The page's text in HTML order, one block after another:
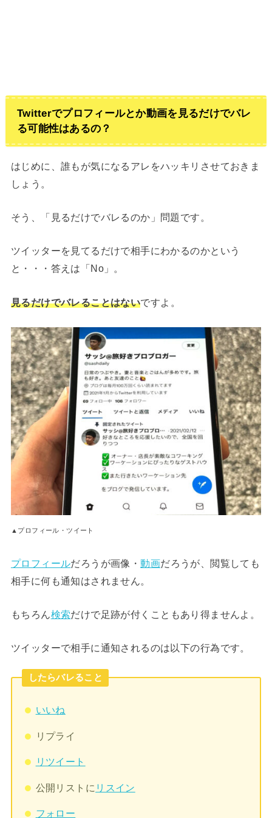
Twitterでプロフィールとか動画を見るだけでバレ
る可能性はあるの？
はじめに、誰もが気になるアレをハッキリさせておきま
しょう。
そう、「見るだけでバレるのか」問題です。
ツイッターを見てるだけで相手にわかるのかという
と・・・答えは「No」。
見るだけでバレることはないですよ。
▲プロフィール・ツイート
プロフィールだろうが画像・動画だろうが、閲覧しても
相手に何も通知はされません。
もちろん検索だけで足跡が付くこともあり得ませんよ。
ツイッターで相手に通知されるのは以下の行為です。
したらバレること
いいね
リプライ
リツイート
公開リストに リスイン
フォロー